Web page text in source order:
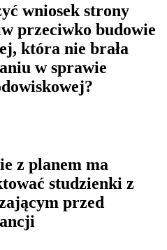
wniosek strony
przeciwko budowie
która nie brała
w sprawie
z planem ma
studzienki z
przed